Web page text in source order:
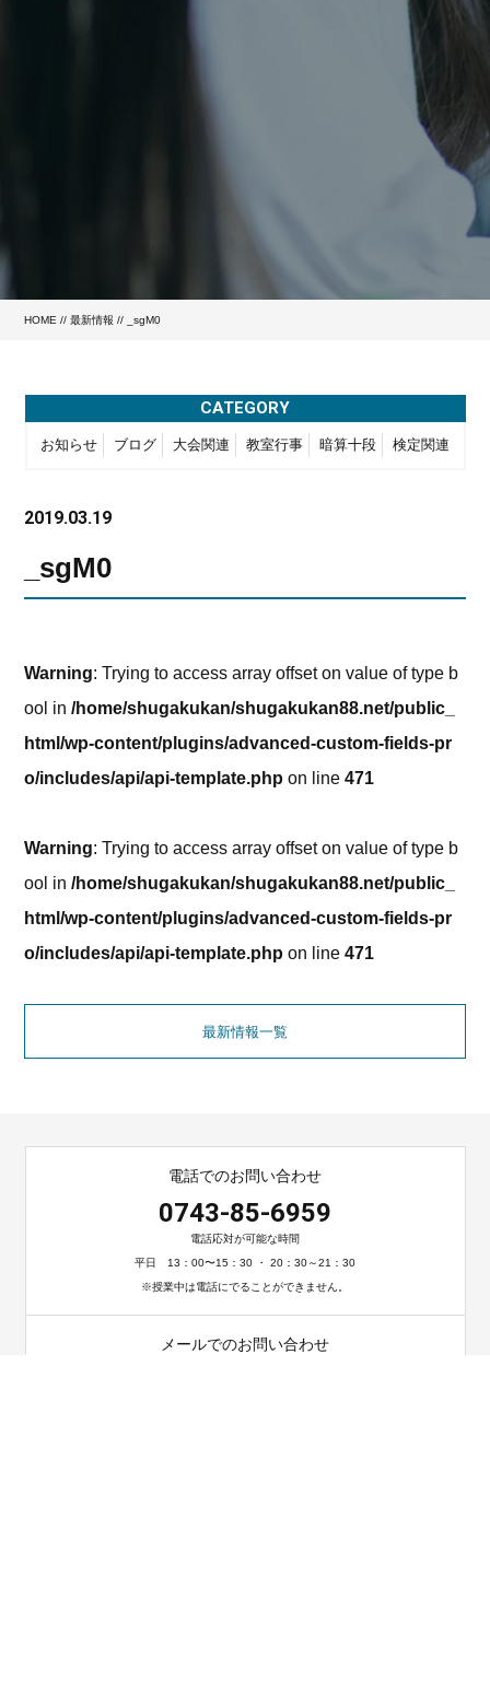
HOME //最新情報 // _sgM0
CATEGORY
お知らせ ブログ 大会関連 教室行事 暗算十段 検定関連
2019.03.19
_sgM0
Warning: Trying to access array offset on value of type b
ool in/home/shugakukan/shugakukan88.net/public_
html/wp-content/plugins/advanced-custom-fields-pr
o/includes/api/api-template.php on line471
Warning: Trying to access array offset on value of type b
ool in/home/shugakukan/shugakukan88.net/public_
html/wp-content/plugins/advanced-custom-fields-pr
o/includes/api/api-template.php on line471
最新情報一覧
電話でのお問い合わせ
0743-85-6959
電話応対が可能な時間
平日 13：00〜15：30 ・ 20：30～21：30
※授業中は電話にでることができません。
メールでのお問い合わせ